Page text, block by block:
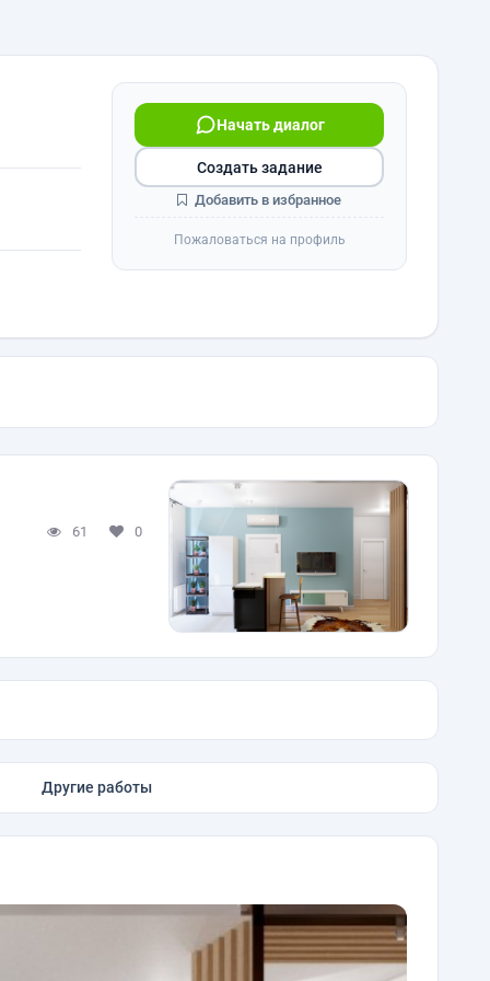
Начать диалог
Создать задание
Добавить в избранное
Пожаловаться на профиль
61 0
Другие работы